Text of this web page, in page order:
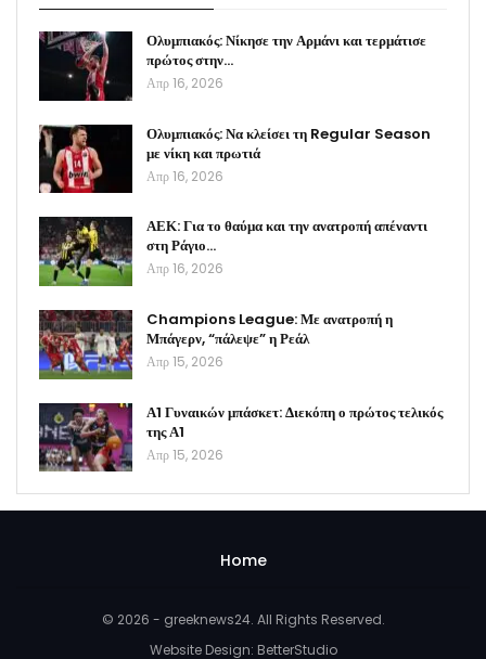
Ολυμπιακός: Νίκησε την Αρμάνι και τερμάτισε
πρώτος στην…
Απρ 16, 2026
Ολυμπιακός: Να κλείσει τη Regular Season
με νίκη και πρωτιά
Απρ 16, 2026
ΑΕΚ: Για το θαύμα και την ανατροπή απέναντι
στη Ράγιο…
Απρ 16, 2026
Champions League: Με ανατροπή η
Μπάγερν, “πάλεψε” η Ρεάλ
Απρ 15, 2026
Α1 Γυναικών μπάσκετ: Διεκόπη ο πρώτος τελικός
της Α1
Απρ 15, 2026
Home
© 2026 - greeknews24. All Rights Reserved.
Website Design: BetterStudio